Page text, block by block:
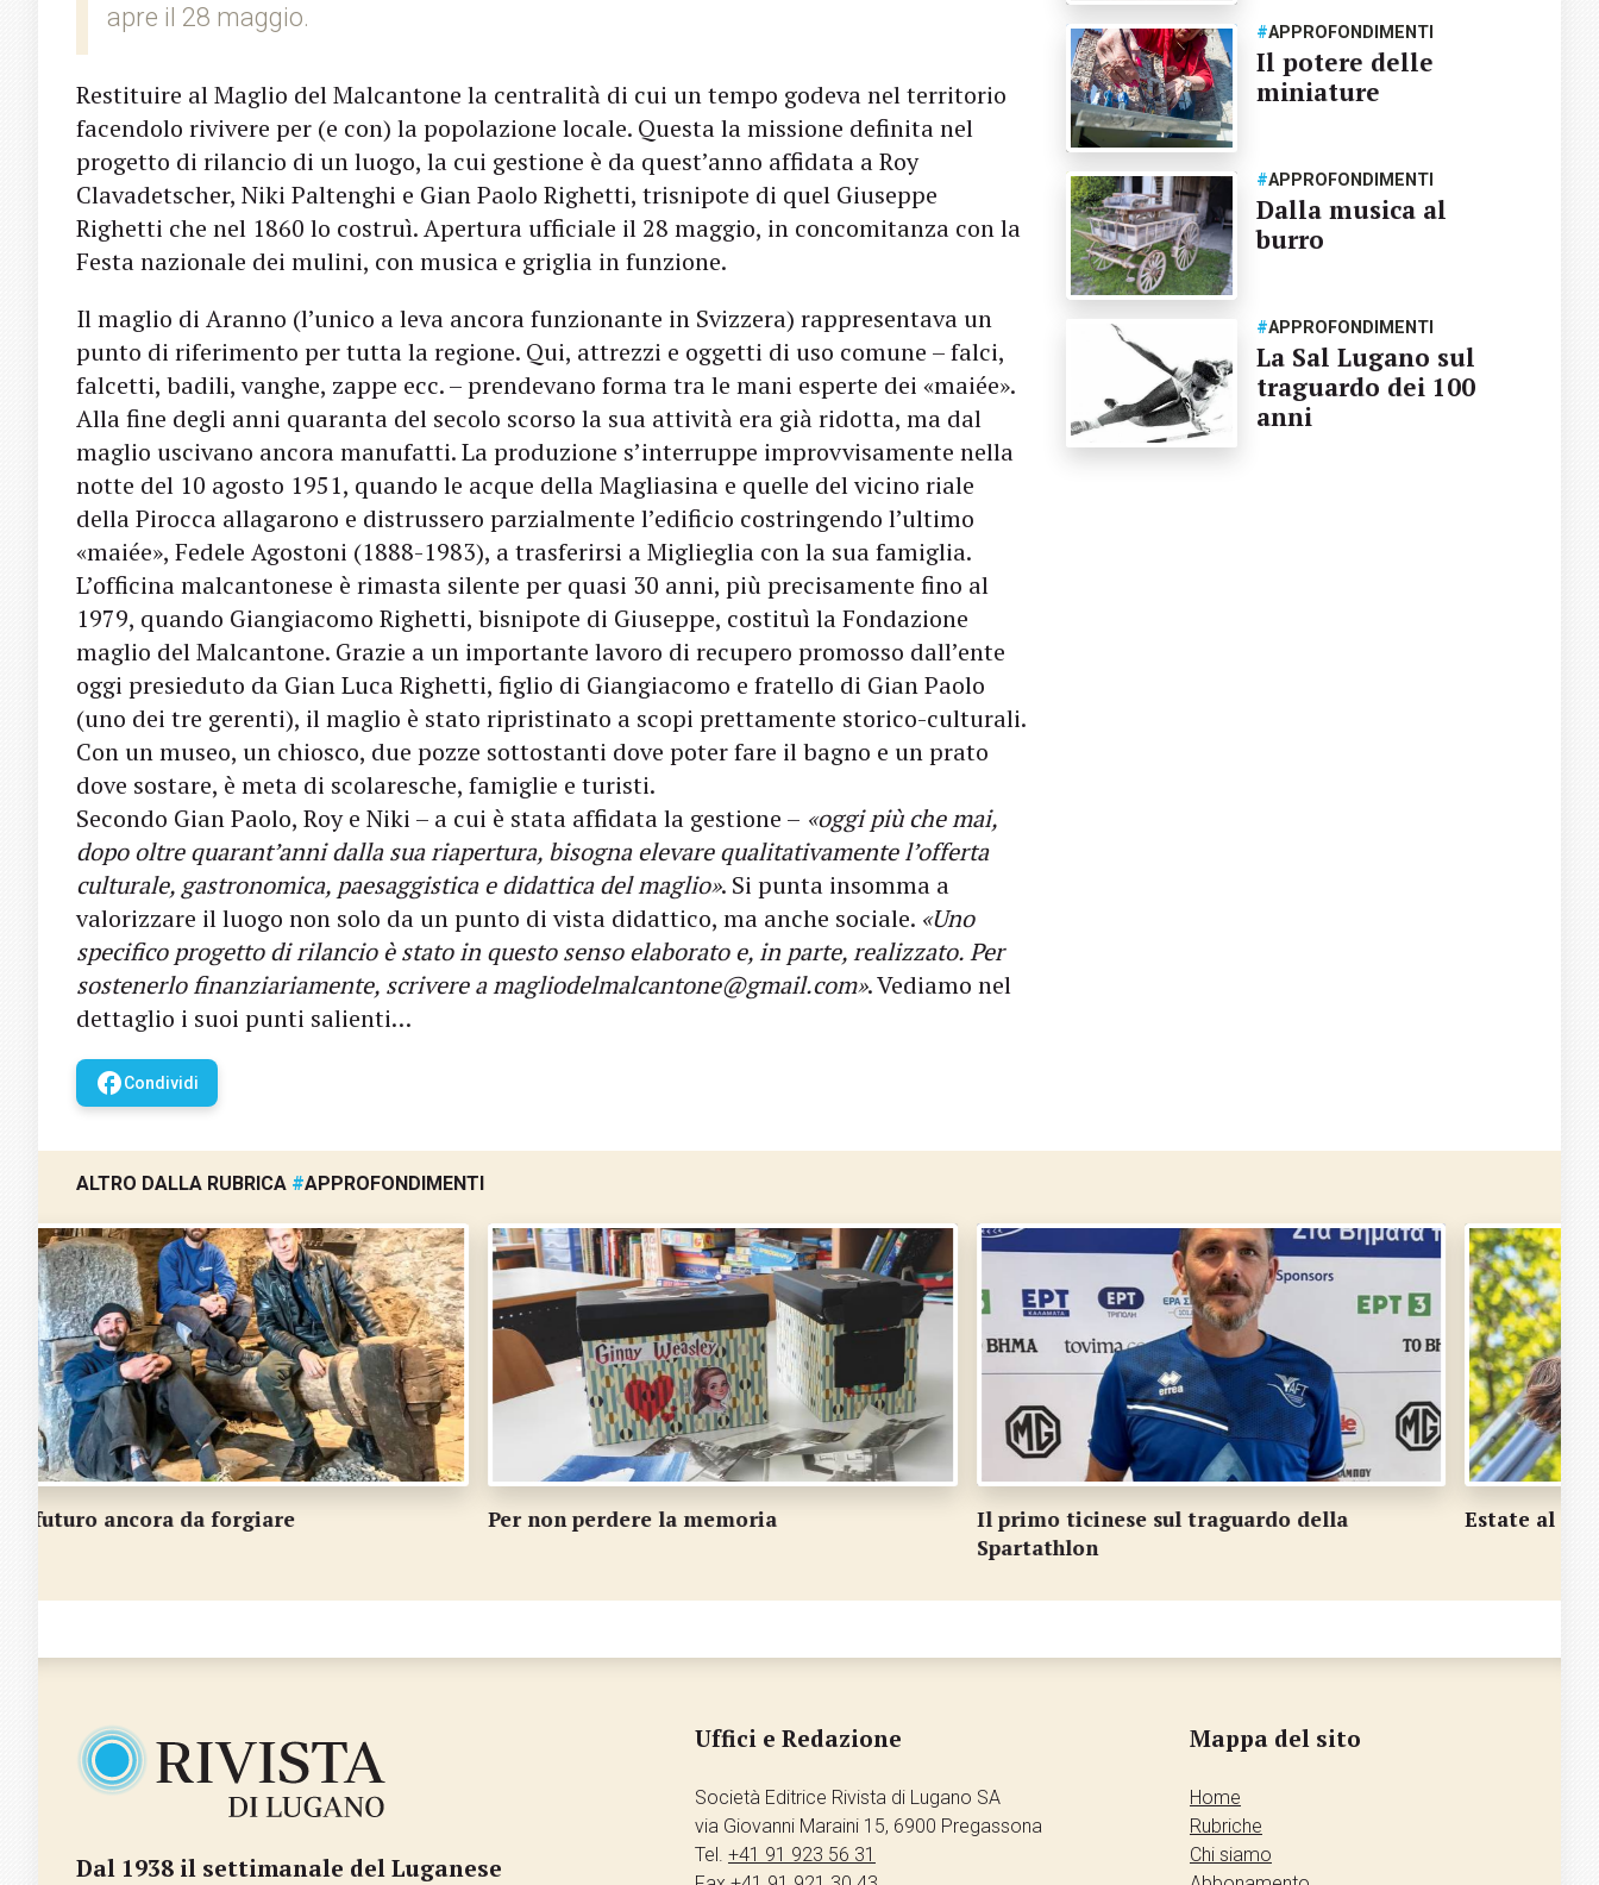
apre il 28 maggio.
Restituire al Maglio del Malcantone la centralità di cui un tempo godeva nel territorio
facendolo rivivere per (e con) la popolazione locale. Questa la missione definita nel
progetto di rilancio di un luogo, la cui gestione è da quest’anno affidata a Roy
Clavadetscher, Niki Paltenghi e Gian Paolo Righetti, trisnipote di quel Giuseppe
Righetti che nel 1860 lo costruì. Apertura ufficiale il 28 maggio, in concomitanza con la
Festa nazionale dei mulini, con musica e griglia in funzione.
Il maglio di Aranno (l’unico a leva ancora funzionante in Svizzera) rappresentava un
punto di riferimento per tutta la regione. Qui, attrezzi e oggetti di uso comune – falci,
falcetti, badili, vanghe, zappe ecc. – prendevano forma tra le mani esperte dei «maiée».
Alla fine degli anni quaranta del secolo scorso la sua attività era già ridotta, ma dal
maglio uscivano ancora manufatti. La produzione s’interruppe improvvisamente nella
notte del 10 agosto 1951, quando le acque della Magliasina e quelle del vicino riale
della Pirocca allagarono e distrussero parzialmente l’edificio costringendo l’ultimo
«maiée», Fedele Agostoni (1888-1983), a trasferirsi a Miglieglia con la sua famiglia.
L’officina malcantonese è rimasta silente per quasi 30 anni, più precisamente fino al
1979, quando Giangiacomo Righetti, bisnipote di Giuseppe, costituì la Fondazione
maglio del Malcantone. Grazie a un importante lavoro di recupero promosso dall’ente
oggi presieduto da Gian Luca Righetti, figlio di Giangiacomo e fratello di Gian Paolo
(uno dei tre gerenti), il maglio è stato ripristinato a scopi prettamente storico-culturali.
Con un museo, un chiosco, due pozze sottostanti dove poter fare il bagno e un prato
dove sostare, è meta di scolaresche, famiglie e turisti.
Secondo Gian Paolo, Roy e Niki – a cui è stata affidata la gestione – «oggi più che mai,
dopo oltre quarant’anni dalla sua riapertura, bisogna elevare qualitativamente l’offerta
culturale, gastronomica, paesaggistica e didattica del maglio». Si punta insomma a
valorizzare il luogo non solo da un punto di vista didattico, ma anche sociale. «Uno
specifico progetto di rilancio è stato in questo senso elaborato e, in parte, realizzato. Per
sostenerlo finanziariamente, scrivere a magliodelmalcantone@gmail.com». Vediamo nel
dettaglio i suoi punti salienti…
facebookCondividi
#APPROFONDIMENTI
Il potere delle
miniature
#APPROFONDIMENTI
Dalla musica al
burro
#APPROFONDIMENTI
La Sal Lugano sul
traguardo dei 100
anni
ALTRO DALLA RUBRICA #APPROFONDIMENTI
Per non perdere la memoria
Il primo ticinese sul traguardo della
Estate al circo
Dal 1938 il settimanale del Luganese
Uffici e Redazione
Società Editrice Rivista di Lugano SA
via Giovanni Maraini 15, 6900 Pregassona
Tel. +41 91 923 56 31
Mappa del sito
Home
Rubriche
Chi siamo